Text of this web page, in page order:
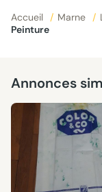
Accueil / Marne /
Peinture
Annonces